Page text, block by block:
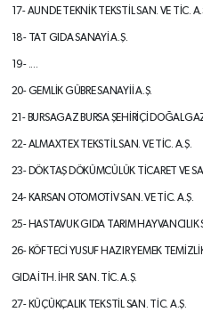
17- AUNDE TEKNİK TEKSTİLSAN. VE TİC.
18- TAT GIDA SANAYİ A.Ş.
19- ....
20- GEMLİK GÜBRE SANAYİİ A.Ş.
21- BURSAGAZ BURSA ŞEHİRİÇİ
22- ALMAXTEX TEKSTİL SAN. VE TİC. A.Ş.
23- DÖKTAŞ DÖKÜMCÜLÜK TİCARET VE
24- KARSAN OTOMOTİV SAN. VE TİC. A.Ş.
25- HASTAVUK GIDA TARIM HAYVANCILIK
26- KÖFTECİ YUSUF HAZIR YEMEK
GIDA İTH. İHR. SAN. TİC. A.Ş.
27- KÜÇÜKÇALIK TEKSTİL SAN. TİC. A.Ş.